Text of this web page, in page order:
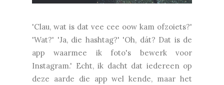
'Clau, wat is dat vee cee oow kam ofzoiets?'
'Wat?' 'Ja, die hashtag?' 'Oh, dát? Dat is de
app waarmee ik foto's bewerk voor
Instagram.' Echt, ik dacht dat iedereen op
deze aarde die app wel kende, maar het